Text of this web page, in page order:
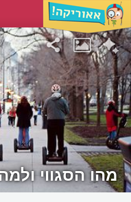
מהו הסגווי